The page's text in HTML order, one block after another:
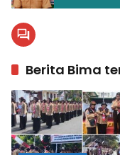
Berita Bima